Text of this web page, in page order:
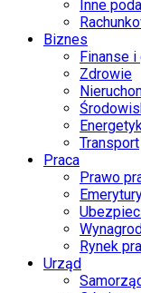
Inne
Biznes
Finanse
Zdrowie
Transport
Praca
Prawo
Rynek
Urząd